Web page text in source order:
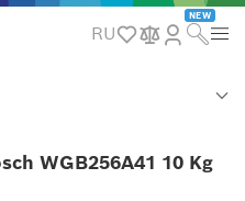
RU
NEW
WGB256A41 10 Kg